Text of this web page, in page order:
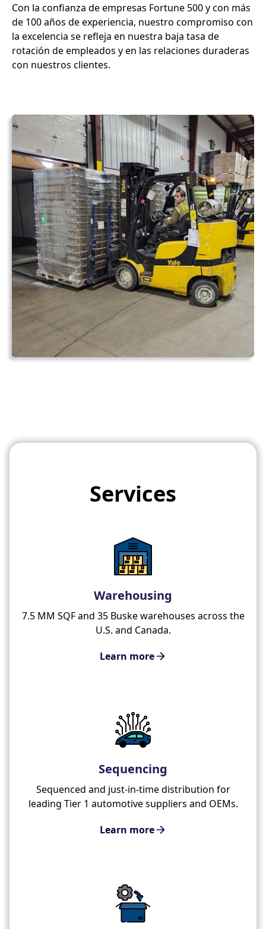
Con la confianza de empresas Fortune 500 y con más
de 100 años de experiencia, nuestro compromiso con
la excelencia se refleja en nuestra baja tasa de
rotación de empleados y en las relaciones duraderas
con nuestros clientes.
Services
Warehousing
7.5 MM SQF and 35 Buske warehouses across the
U.S. and Canada.
Learn more
Sequencing
Sequenced and just-in-time distribution for
leading Tier 1 automotive suppliers and OEMs.
Learn more